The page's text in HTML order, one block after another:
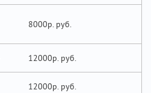
8000р.
12000р.
12000р.